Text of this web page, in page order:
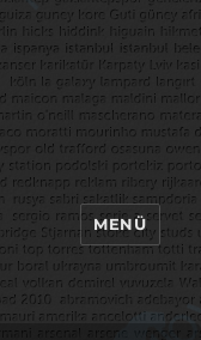
MENÜ